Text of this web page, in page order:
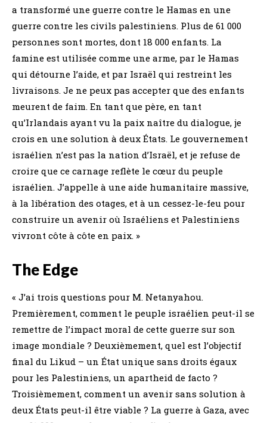
a transformé une guerre contre le Hamas en une
guerre contre les civils palestiniens. Plus de 61 000
personnes sont mortes, dont 18 000 enfants. La
famine est utilisée comme une arme, par le Hamas
qui détourne l’aide, et par Israël qui restreint les
livraisons. Je ne peux pas accepter que des enfants
meurent de faim. En tant que père, en tant
qu’Irlandais ayant vu la paix naître du dialogue, je
crois en une solution à deux États. Le gouvernement
israélien n’est pas la nation d’Israël, et je refuse de
croire que ce carnage reflète le cœur du peuple
israélien. J’appelle à une aide humanitaire massive,
à la libération des otages, et à un cessez-le-feu pour
construire un avenir où Israéliens et Palestiniens
vivront côte à côte en paix. »
The Edge
« J’ai trois questions pour M. Netanyahou.
Premièrement, comment le peuple israélien peut-il se
remettre de l’impact moral de cette guerre sur son
image mondiale ? Deuxièmement, quel est l’objectif
final du Likud – un État unique sans droits égaux
pour les Palestiniens, un apartheid de facto ?
Troisièmement, comment un avenir sans solution à
deux États peut-il être viable ? La guerre à Gaza, avec